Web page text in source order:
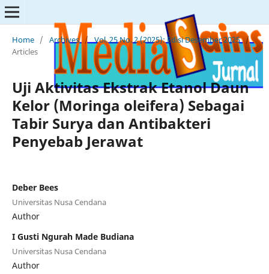
Home / Archives / Vol. 25 No. 2 (2025): Edisi Desember 2025 /
Articles
Uji Aktivitas Ekstrak Etanol Daun
Kelor (Moringa oleifera) Sebagai
Tabir Surya dan Antibakteri
Penyebab Jerawat
Deber Bees
Universitas Nusa Cendana
Author
I Gusti Ngurah Made Budiana
Universitas Nusa Cendana
Author